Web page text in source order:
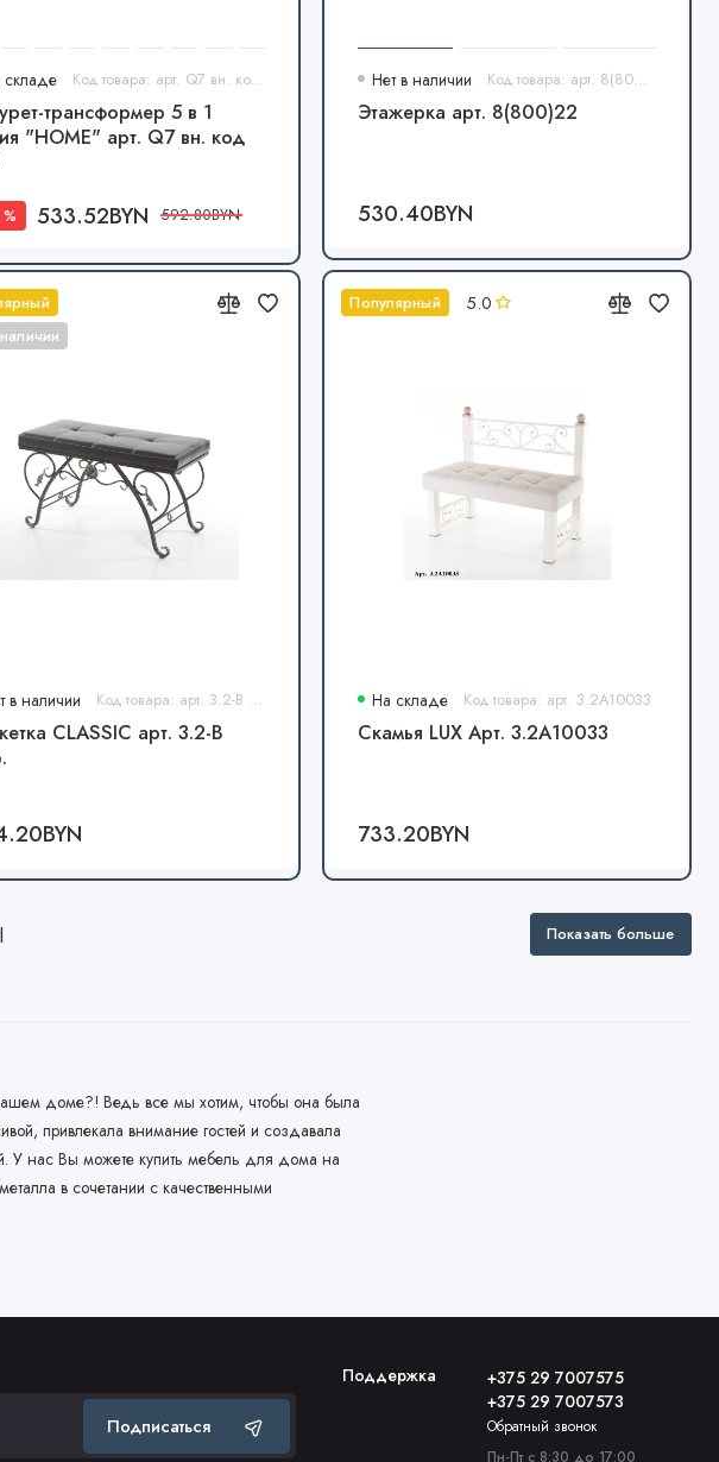
Код товара: арт. Q7 вн. код 1Т9
трансформер 5 в 1
"HOME" арт. Q7 вн. код
533.52BYN 592.80BYN
Нет в наличии Код товара: арт. 8(800)22
Этажерка арт. 8(800)22
530.40BYN
в наличии Код товара: арт. 3.2-В Кор.
CLASSIC арт. 3.2-В
Популярный 5.0
На складе Код товара: арт. 3.2А10033
Скамья LUX Арт. 3.2А10033
733.20BYN
Показать больше
доме?! Ведь все мы хотим, чтобы она была
привлекала внимание гостей и создавала
У нас Вы можете купить мебель для дома на
в сочетании с качественными
Подписаться
Поддержка
+375 29 7007575
+375 29 7007573
Обратный звонок
Пн-Пт с 8:30 до 17:00